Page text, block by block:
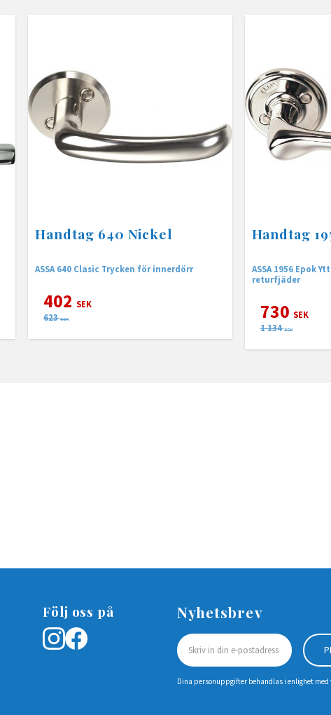
Handtag 640 Nickel
ASSA 640 Clasic Trycken för innerdörr
402 SEK
623 SEK
Handtag
ASSA 1956 Epok
returfjäder
730 SEK
1 134 SEK
Följ oss på Nyhetsbrev
Dina personuppgifter behandlas i enlighet